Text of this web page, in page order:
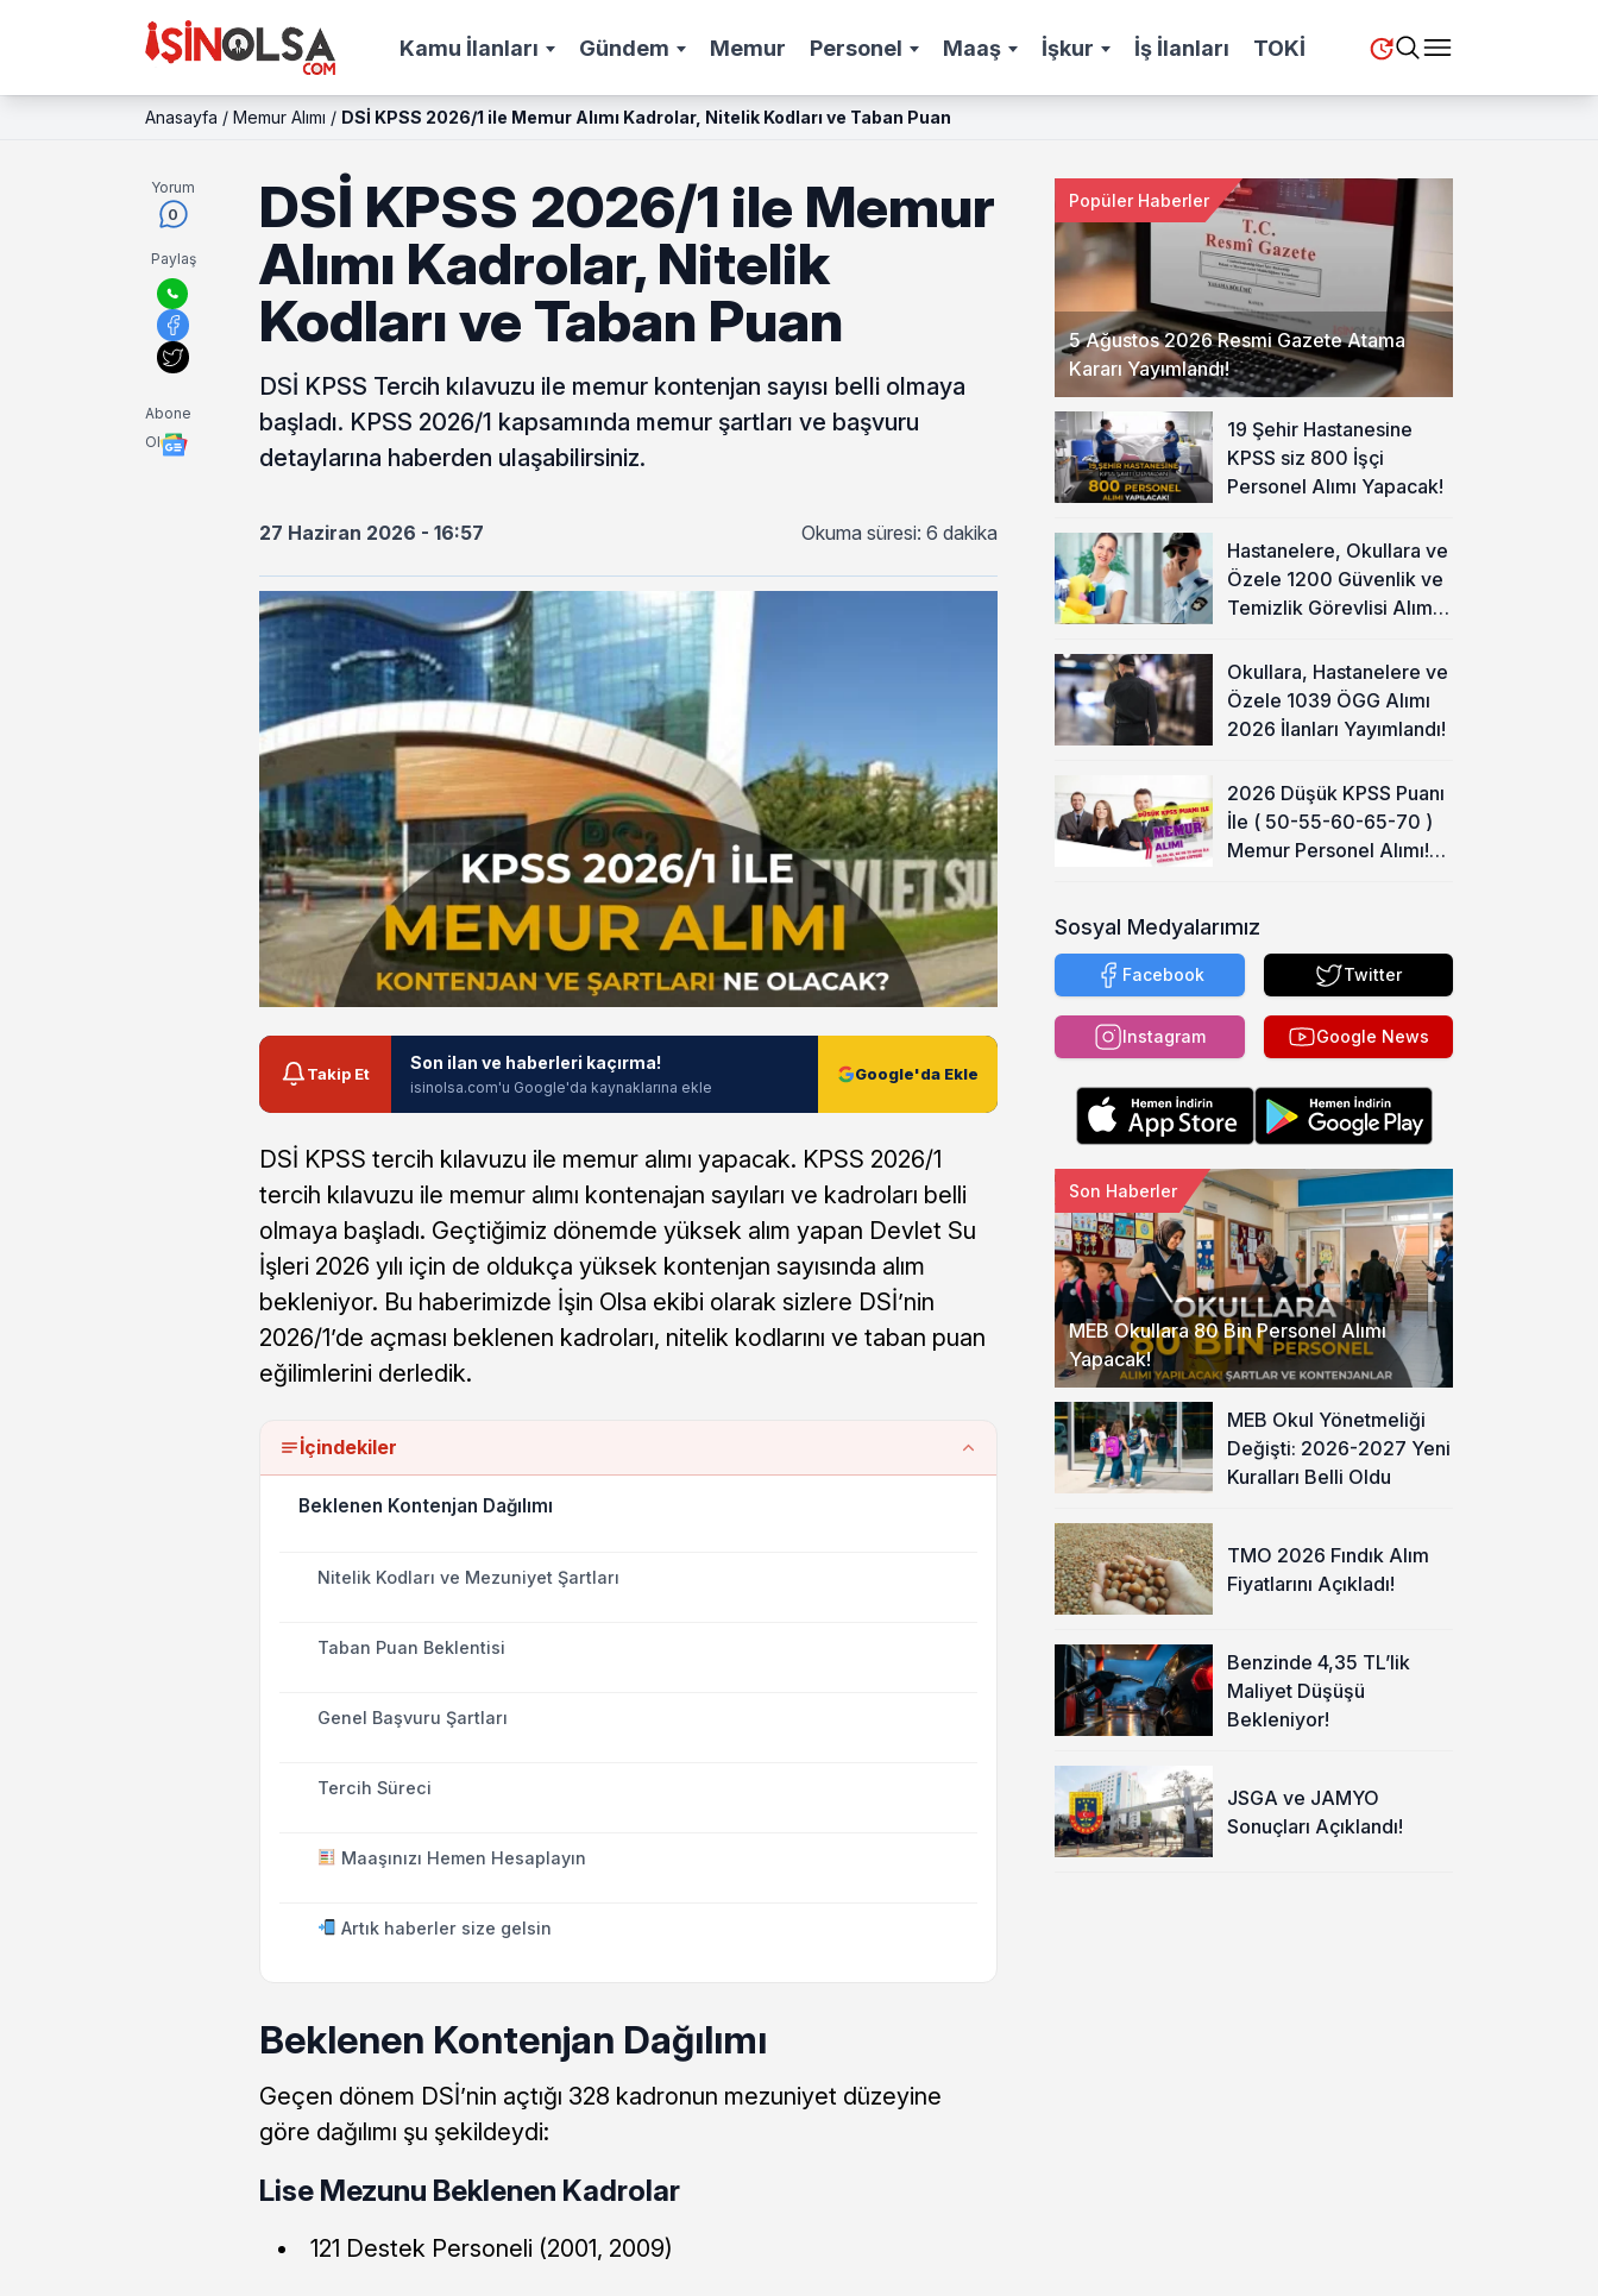
Kamu İlanları Gündem Memur Personel Maaş İşkur İş İlanları TOKİ
Anasayfa / Memur Alımı / DSİ KPSS 2026/1 ile Memur Alımı Kadrolar, Nitelik Kodları ve Taban Puan
Yorum
0
Paylaş
Abone
Ol
DSİ KPSS 2026/1 ile Memur
Alımı Kadrolar, Nitelik
Kodları ve Taban Puan
DSİ KPSS Tercih kılavuzu ile memur kontenjan sayısı belli olmaya
başladı. KPSS 2026/1 kapsamında memur şartları ve başvuru
detaylarına haberden ulaşabilirsiniz.
27 Haziran 2026 - 16:57 Okuma süresi: 6 dakika
Takip Et
Son ilan ve haberleri kaçırma!
isinolsa.com'u Google'da kaynaklarına ekle
Google'da Ekle
DSİ KPSS tercih kılavuzu ile memur alımı yapacak. KPSS 2026/1
tercih kılavuzu ile memur alımı kontenajan sayıları ve kadroları belli
olmaya başladı. Geçtiğimiz dönemde yüksek alım yapan Devlet Su
İşleri 2026 yılı için de oldukça yüksek kontenjan sayısında alım
bekleniyor. Bu haberimizde İşin Olsa ekibi olarak sizlere DSİ’nin
2026/1’de açması beklenen kadroları, nitelik kodlarını ve taban puan
eğilimlerini derledik.
İçindekiler
Beklenen Kontenjan Dağılımı
Nitelik Kodları ve Mezuniyet Şartları
Taban Puan Beklentisi
Genel Başvuru Şartları
Tercih Süreci
Maaşınızı Hemen Hesaplayın
Artık haberler size gelsin
Beklenen Kontenjan Dağılımı
Geçen dönem DSİ’nin açtığı 328 kadronun mezuniyet düzeyine
göre dağılımı şu şekildeydi:
Lise Mezunu Beklenen Kadrolar
121 Destek Personeli (2001, 2009)
5 Ağustos 2026 Resmi Gazete Atama
Kararı Yayımlandı!
Popüler Haberler
19 Şehir Hastanesine
KPSS siz 800 İşçi
Personel Alımı Yapacak!
Hastanelere, Okullara ve
Özele 1200 Güvenlik ve
Temizlik Görevlisi Alımı
Okullara, Hastanelere ve
Özele 1039 ÖGG Alımı
2026 İlanları Yayımlandı!
2026 Düşük KPSS Puanı
İle ( 50-55-60-65-70 )
Memur Personel Alımı!
Sosyal Medyalarımız
Facebook Twitter
Instagram Google News
MEB Okullara 80 Bin Personel Alımı
Yapacak!
Son Haberler
MEB Okul Yönetmeliği
Değişti: 2026-2027 Yeni
Kuralları Belli Oldu
TMO 2026 Fındık Alım
Fiyatlarını Açıkladı!
Benzinde 4,35 TL’lik
Maliyet Düşüşü
Bekleniyor!
JSGA ve JAMYO
Sonuçları Açıklandı!